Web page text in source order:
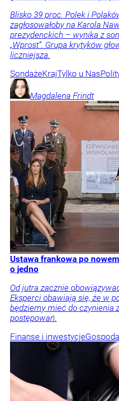
Blisko 39 proc. Polek i
zagłosowałoby na Karola
prezydenckich – wynika z
„Wprost”. Grupa krytyków
liczniejsza.
SondażeKrajTylko u Nas
Magdalena Frindt
Ustawa frankowa po
o jedno
Od jutra zacznie
Eksperci obawiają się, że w
będziemy mieć do czynienia
postępowań.
Finanse i inwestycje